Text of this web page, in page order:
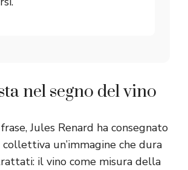
nel segno del vino
Jules Renard ha consegnato
un’immagine che dura
il vino come misura della